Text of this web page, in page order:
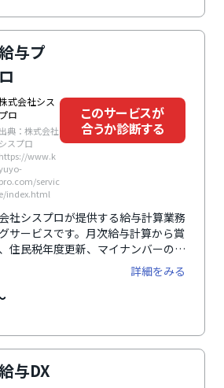
与プ
ロ
式会社シス
プロ
出典：株式会社
シスプロ
https://www.k
pro.com/servic
e/index.html
このサービスが
合うか診断する
社シスプロが提供する給与計算業務
サービスです。月次給与計算から賞
住民税年度更新、マイナンバーの収
会保険手続きまで、給与関連業務全
ます。また、勤怠管理システム「タ
ェブ給与明細「ペイスリッププロ」
詳細をみる
与DX